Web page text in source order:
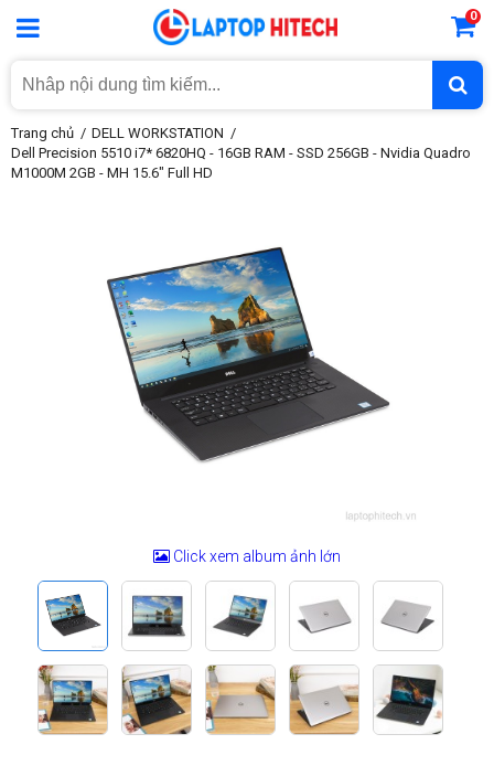
0
Trang chủ
DELL WORKSTATION
Dell Precision 5510 i7* 6820HQ - 16GB RAM - SSD 256GB - Nvidia Quadro
M1000M 2GB - MH 15.6" Full HD
Click xem album ảnh lớn